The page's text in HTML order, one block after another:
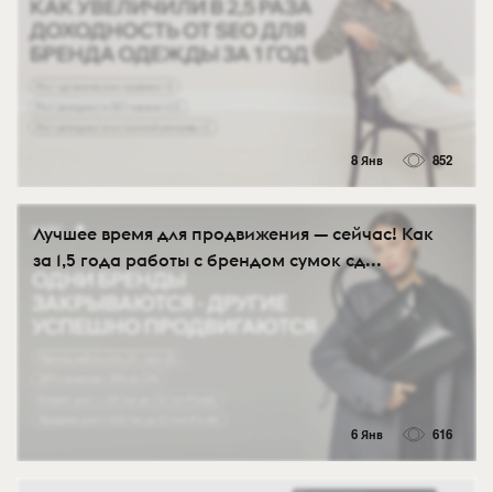
8 Янв 852
Лучшее время для продвижения — сейчас! Как
за 1,5 года работы с брендом сумок сд...
6 Янв 616